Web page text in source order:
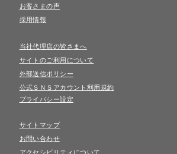
お客さまの声
採用情報
当社代理店の皆さまへ
サイトのご利用について
外部送信ポリシー
公式ＳＮＳアカウント利用規約
プライバシー設定
サイトマップ
お問い合わせ
アクセシビリティについて